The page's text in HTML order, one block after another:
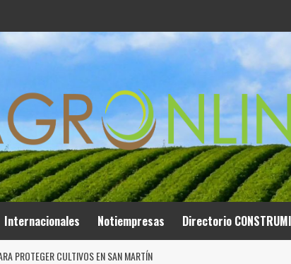
Internacionales Notiempresas Directorio
PROTEGER CULTIVOS EN SAN MARTÍN